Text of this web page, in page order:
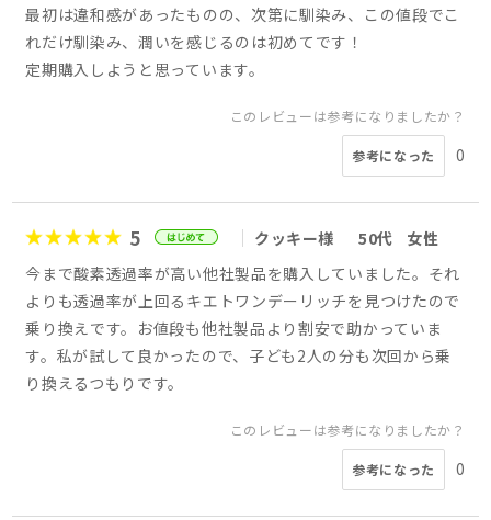
最初は違和感があったものの、次第に馴染み、この値段でこ
れだけ馴染み、潤いを感じるのは初めてです！
定期購入しようと思っています。
このレビューは参考になりましたか？
参考になった 0
5 クッキー様 50代
女性
今まで酸素透過率が高い他社製品を購入していました。それ
よりも透過率が上回るキエトワンデーリッチを見つけたので
乗り換えです。お値段も他社製品より割安で助かっていま
す。私が試して良かったので、子ども2人の分も次回から乗
り換えるつもりです。
このレビューは参考になりましたか？
参考になった 0